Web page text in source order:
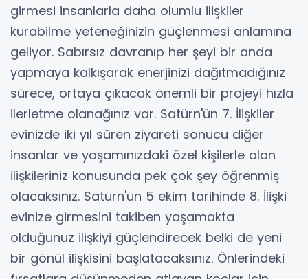
girmesi insanlarla daha olumlu ilişkiler
kurabilme yeteneğinizin güçlenmesi anlamına
geliyor. Sabırsız davranıp her şeyi bir anda
yapmaya kalkışarak enerjinizi dağıtmadığınız
sürece, ortaya çıkacak önemli bir projeyi hızla
ilerletme olanağınız var. Satürn'ün 7. İlişkiler
evinizde iki yıl süren ziyareti sonucu diğer
insanlar ve yaşamınızdaki özel kişilerle olan
ilişkileriniz konusunda pek çok şey öğrenmiş
olacaksınız. Satürn'ün 5 ekim tarihinde 8. İlişki
evinize girmesini takiben yaşamakta
olduğunuz ilişkiyi güçlendirecek belki de yeni
bir gönül ilişkisini başlatacaksınız. Önlerindeki